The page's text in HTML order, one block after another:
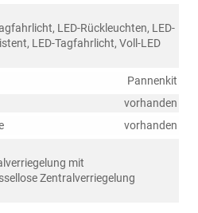
LED-Rückleuchten, LED-
LED-Tagfahrlicht, Voll-LED
Pannenkit
vorhanden
vorhanden
mit
Zentralverriegelung